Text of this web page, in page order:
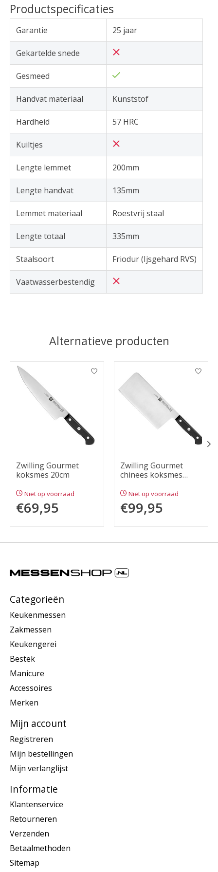
Productspecificaties
Garantie 25 jaar
Gekartelde snede
Gesmeed
Handvat materiaal Kunststof
Hardheid 57 HRC
Kuiltjes
Lengte lemmet 200mm
Lengte handvat 135mm
Lemmet materiaal Roestvrij staal
Lengte totaal 335mm
Staalsoort Friodur (Ijsgehard RVS)
Vaatwasserbestendig
Alternatieve producten
Items van productcarrousel
Zwilling Gourmet
koksmes 20cm
Niet op voorraad
€69,95
Zwilling Gourmet
chinees koksmes
Niet op voorraad
€99,95
Categorieën
Keukenmessen
Zakmessen
Keukengerei
Bestek
Manicure
Accessoires
Merken
Mijn account
Registreren
Mijn bestellingen
Mijn verlanglijst
Informatie
Klantenservice
Retourneren
Verzenden
Betaalmethoden
Sitemap